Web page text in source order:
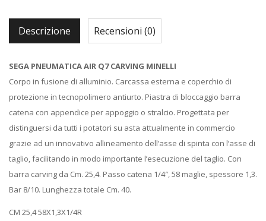
Descrizione Recensioni (0)
SEGA PNEUMATICA AIR Q7 CARVING MINELLI
Corpo in fusione di alluminio. Carcassa esterna e coperchio di
protezione in tecnopolimero antiurto. Piastra di bloccaggio barra
catena con appendice per appoggio o stralcio. Progettata per
distinguersi da tutti i potatori su asta attualmente in commercio
grazie ad un innovativo allineamento dell’asse di spinta con l’asse di
taglio, facilitando in modo importante l’esecuzione del taglio. Con
barra carving da Cm. 25,4. Passo catena 1/4″, 58 maglie, spessore 1,3.
Bar 8/10. Lunghezza totale Cm. 40.
CM 25,4 58X1,3X1/4R